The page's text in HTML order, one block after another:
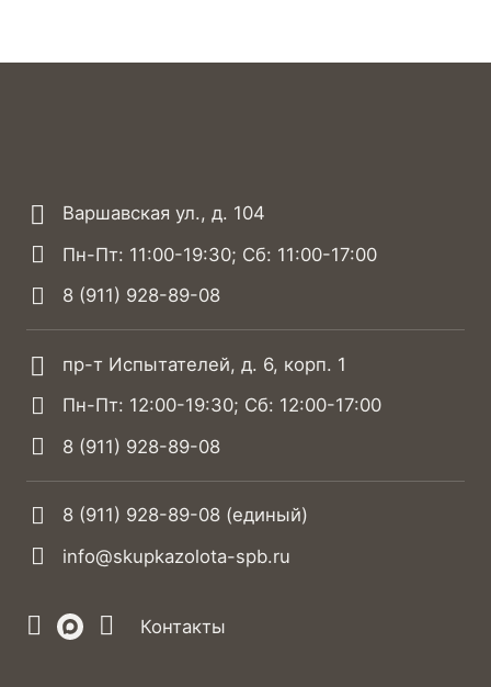
Варшавская ул., д. 104
Пн-Пт: 11:00-19:30; Сб: 11:00-17:00
8 (911) 928-89-08
пр-т Испытателей, д. 6, корп. 1
Пн-Пт: 12:00-19:30; Сб: 12:00-17:00
8 (911) 928-89-08
8 (911) 928-89-08 (единый)
info@skupkazolota-spb.ru
Контакты